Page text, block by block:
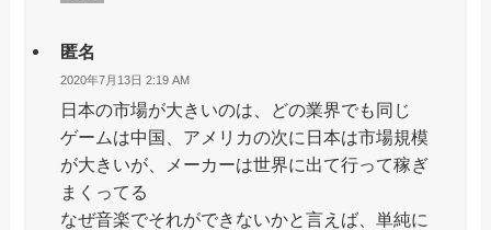
匿名
2020年7月13日 2:19 AM
日本の市場が大きいのは、どの業界でも同じ
ゲームは中国、アメリカの次に日本は市場規模
が大きいが、メーカーは世界に出て行って稼ぎ
まくってる
なぜ音楽でそれができないかと言えば、単純に